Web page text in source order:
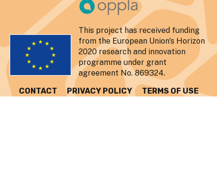
This project has received funding
from the European Union's Horizon
2020 research and innovation
programme under grant
agreement No. 869324.
CONTACT
PRIVACY POLICY TERMS OF USE